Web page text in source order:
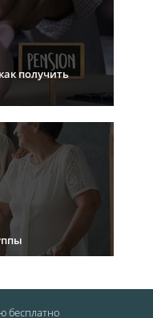
получить
бесплатно